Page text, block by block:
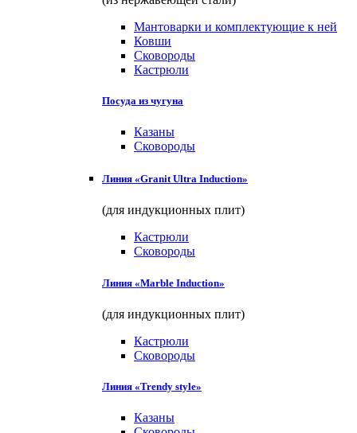
Мантоварки и комплектующие к ней
Ковши
Сковороды
Кастрюли
Посуда из чугуна
Казаны
Сковороды
Линия «Granit Ultra Induction»
(для индукционных плит)
Кастрюли
Сковороды
Линия «Marble Induction»
(для индукционных плит)
Кастрюли
Сковороды
Линия «Trendy style»
Казаны